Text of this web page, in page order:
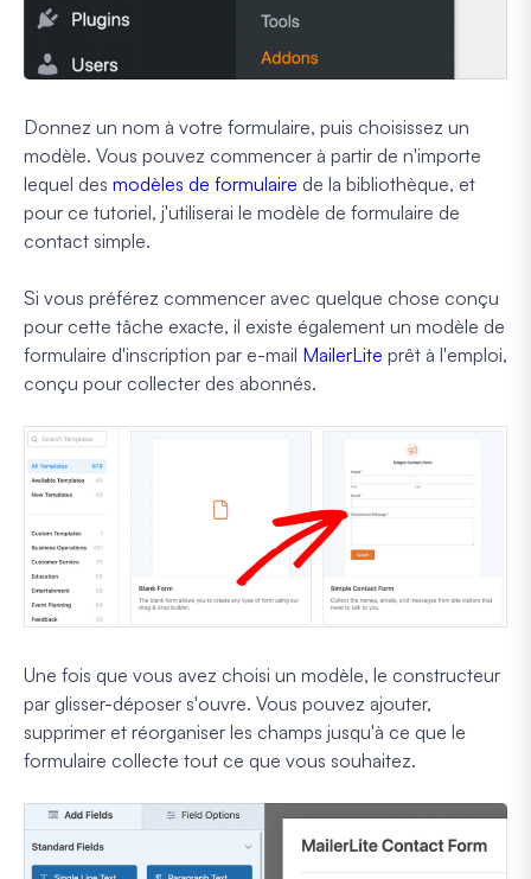
Donnez un nom à votre formulaire, puis choisissez un
modèle. Vous pouvez commencer à partir de n'importe
lequel des modèles de formulaire de la bibliothèque, et
pour ce tutoriel, j'utiliserai le modèle de formulaire de
contact simple.
Si vous préférez commencer avec quelque chose conçu
pour cette tâche exacte, il existe également un modèle de
formulaire d'inscription par e-mail MailerLite prêt à l'emploi,
conçu pour collecter des abonnés.
Une fois que vous avez choisi un modèle, le constructeur
par glisser-déposer s'ouvre. Vous pouvez ajouter,
supprimer et réorganiser les champs jusqu'à ce que le
formulaire collecte tout ce que vous souhaitez.